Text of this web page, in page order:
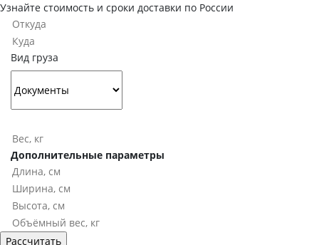
Узнайте стоимость и сроки доставки по России
Вид груза
Дополнительные параметры